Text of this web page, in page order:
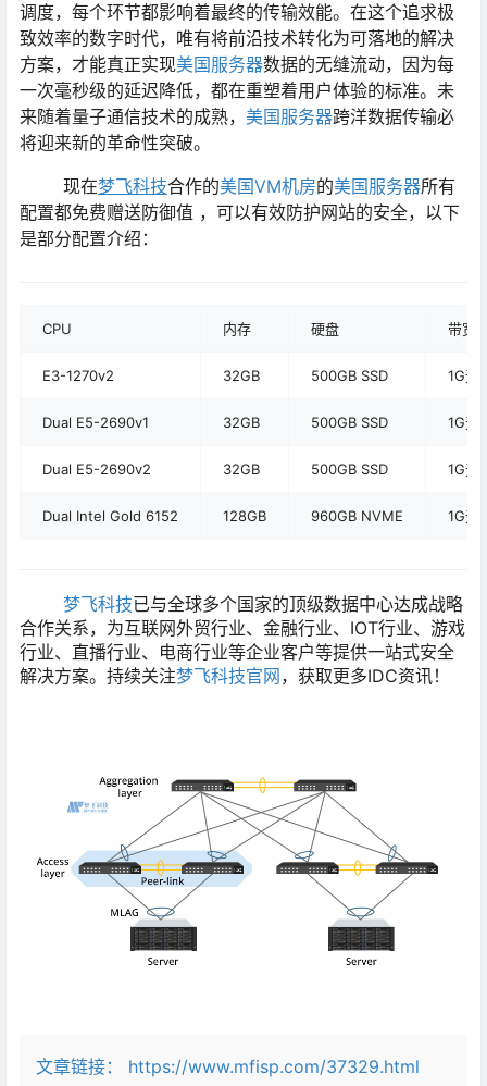
调度，每个环节都影响着最终的传输效能。在这个追求极
致效率的数字时代，唯有将前沿技术转化为可落地的解决
方案，才能真正实现美国服务器数据的无缝流动，因为每
一次毫秒级的延迟降低，都在重塑着用户体验的标准。未
来随着量子通信技术的成熟， 美国服务器跨洋数据传输必
将迎来新的革命性突破。
现在梦飞科技合作的美国VM机房的美国服务器所有
配置都免费赠送防御值 ，可以有效防护网站的安全，以下
是部分配置介绍：
CPU 内存 硬盘 带宽
E3-1270v2 32GB 500GB SSD 1G无
Dual E5-2690v1 32GB 500GB SSD 1G无
Dual E5-2690v2 32GB 500GB SSD 1G无
Dual Intel Gold 6152 128GB 960GB NVME 1G无
梦飞科技已与全球多个国家的顶级数据中心达成战略
合作关系，为互联网外贸行业、金融行业、IOT行业、游戏
行业、直播行业、电商行业等企业客户等提供一站式安全
解决方案。持续关注梦飞科技官网，获取更多IDC资讯！
文章链接：
https://www.mfisp.com/37329.html